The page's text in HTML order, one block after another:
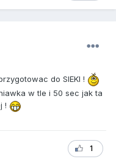
do SIEKI !
w tle i 50 sec jak ta
!
1